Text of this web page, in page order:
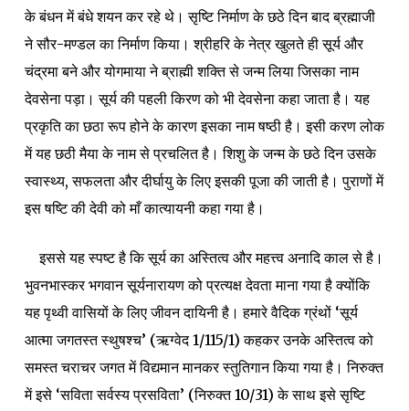
के बंधन में बंधे शयन कर रहे थे। सृष्टि निर्माण के छठे दिन बाद ब्रह्माजी
ने सौर-मण्डल का निर्माण किया। श्रीहरि के नेत्र खुलते ही सूर्य और
चंद्रमा बने और योगमाया ने ब्राह्मी शक्ति से जन्म लिया जिसका नाम
देवसेना पड़ा। सूर्य की पहली किरण को भी देवसेना कहा जाता है। यह
प्रकृति का छठा रूप होने के कारण इसका नाम षष्ठी है। इसी करण लोक
में यह छठी मैया के नाम से प्रचलित है। शिशु के जन्म के छठे दिन उसके
स्वास्थ्य, सफलता और दीर्घायु के लिए इसकी पूजा की जाती है। पुराणों में
इस षष्टि की देवी को माँ कात्यायनी कहा गया है।
इससे यह स्पष्ट है कि सूर्य का अस्तित्व और महत्त्व अनादि काल से है।
भुवनभास्कर भगवान सूर्यनारायण को प्रत्यक्ष देवता माना गया है क्योंकि
यह पृथ्वी वासियों के लिए जीवन दायिनी है। हमारे वैदिक ग्रंथों ‘सूर्य
आत्मा जगतस्त स्थुषश्च’ (ऋग्वेद 1/115/1) कहकर उनके अस्तित्व को
समस्त चराचर जगत में विद्यमान मानकर स्तुतिगान किया गया है। निरुक्त
में इसे ‘सविता सर्वस्य प्रसविता’ (निरुक्त 10/31) के साथ इसे सृष्टि